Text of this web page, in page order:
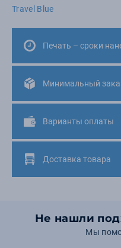
Travel Blue
Печать – сроки
Минимальный
Варианты оплаты
Доставка товара
Не нашли
Мы